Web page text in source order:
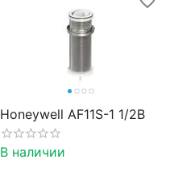
Honeywell AF11S-1 1/2B
В наличии